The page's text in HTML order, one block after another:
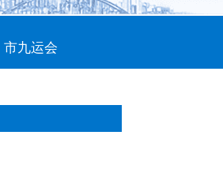
市九运会